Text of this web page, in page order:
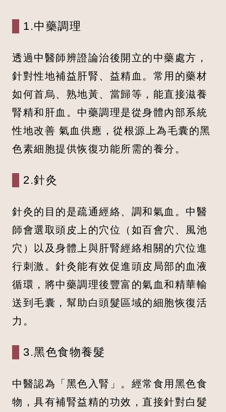
1.中藥調理
透過中醫師辨證論治後開立的中藥處方，
針對性地補益肝腎、益精血。常用的藥材
如何首烏、熟地黃、當歸等，能直接滋養
腎精和肝血。中藥調理是從身體內部系統
性地改善 氣血供應，從根源上為毛囊的黑
色素細胞提供恢復功能所需的養分。
2.針灸
針灸的目的是疏通經絡、調和氣血。中醫
師會選取頭皮上的穴位（如百會穴、風池
穴）以及身體上與肝腎經絡相關的穴位進
行刺激。針灸能有效促進頭皮局部的血液
循環，將中藥調理後豐富的氣血和精華輸
送到毛囊，幫助白頭髮區域的細胞恢復活
力。
3.黑色食物養髮
中醫認為「黑色入腎」。經常食用黑色食
物，具有補腎益精的功效，直接針對白髮